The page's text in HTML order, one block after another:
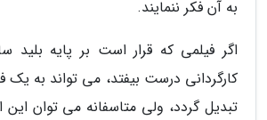
به آن فکر ننمایند.
اگر فیلمی که قرار است بر پایه بلید
کارگردانی درست بیفتد، می تواند به
تبدیل گردد، ولی متاسفانه می توان این